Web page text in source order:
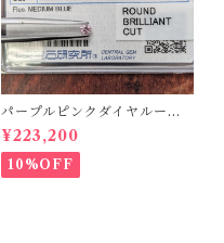
パープルピンクダイヤルース
【0.166ct】PRO204575
¥223,200
10%OFF